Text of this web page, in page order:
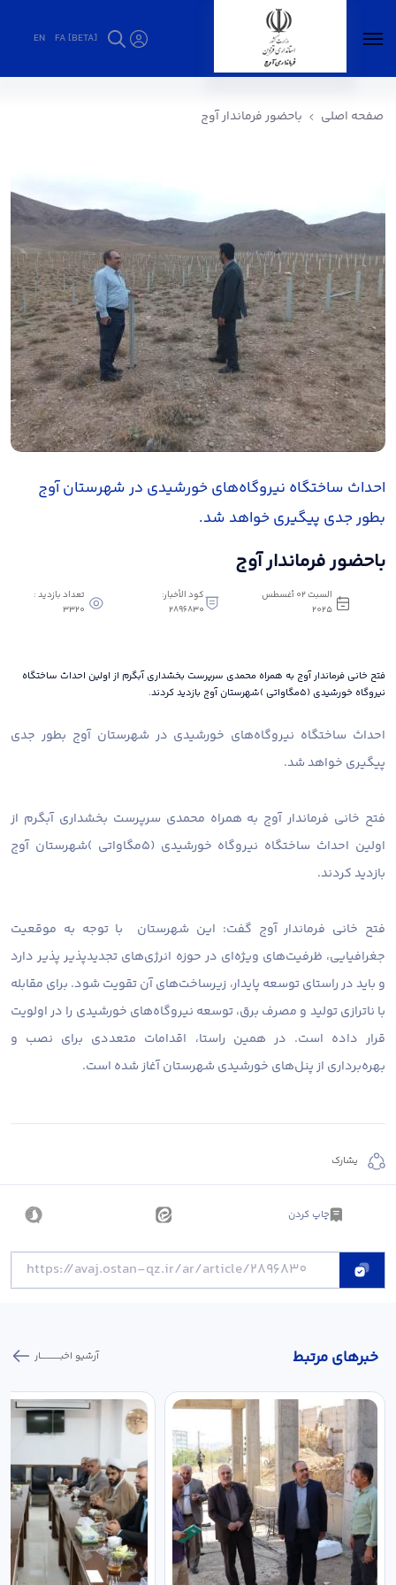
FA [BETA]
EN
صفحه اصلی باحضور فرماندار آوج
احداث ساختگاه نیروگاه‌های خورشیدی در شهرستان آوج
بطور جدی پیگیری خواهد شد.
باحضور فرماندار آوج
السبت ٠٢ أغسطس
٢٠٢٥
كود الأخبار:
2896830
تعداد بازدید :
3320
فتح خانی فرماندار آوج به همراه محمدی سرپرست بخشداری آبگرم از اولین احداث ساختگاه
نیروگاه‌ خورشیدی (۵مگاواتی )شهرستان آوج بازدید کردند.
احداث ساختگاه نیروگاه‌های خورشیدی در شهرستان آوج بطور جدی
پیگیری خواهد شد.
فتح خانی فرماندار آوج به همراه محمدی سرپرست بخشداری آبگرم از
اولین احداث ساختگاه نیروگاه‌ خورشیدی (۵مگاواتی )شهرستان آوج
بازدید کردند.
فتح خانی فرماندار آوج گفت: این شهرستان با توجه به موقعیت
جغرافیایی، ظرفیت‌های ویژه‌ای در حوزه انرژی‌های تجدیدپذیر پذیر دارد
و باید در راستای توسعه پایدار، زیرساخت‌های آن تقویت شود. برای مقابله
با ناترازی تولید و مصرف برق، توسعه نیروگاه‌های خورشیدی را در اولویت
قرار داده است. در همین راستا، اقدامات متعددی برای نصب و
بهره‌برداری از پنل‌های خورشیدی شهرستان آغاز شده است.
يشارك
چاپ کردن
خبر‌های مرتبط آرشیو اخبـــــــــــار